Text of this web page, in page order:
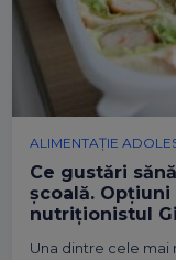
ALIMENTAȚIE
Ce gustări
școală.
nutriționistul
Una dintre cele mai